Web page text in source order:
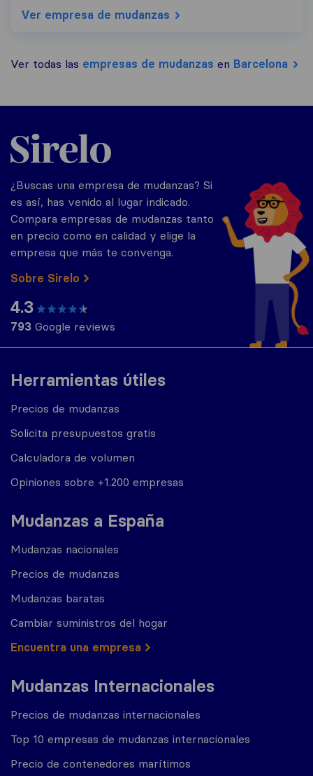
Ver empresa de mudanzas
Ver todas las empresas de mudanzas en Barcelona
Herramientas útiles
Precios de mudanzas
Solicita presupuestos gratis
Calculadora de volumen
Opiniones sobre +1.200 empresas
Mudanzas a España
Mudanzas nacionales
Precios de mudanzas
Mudanzas baratas
Cambiar suministros del hogar
Encuentra una empresa
Mudanzas Internacionales
Precios de mudanzas internacionales
Top 10 empresas de mudanzas internacionales
Precio de contenedores marítimos
Sirelo.es
¿Buscas una empresa de mudanzas? Si
es así, has venido al lugar indicado.
Compara empresas de mudanzas tanto
en precio como en calidad y elige la
empresa que más te convenga.
Sobre Sirelo
4.3
793 Google reviews